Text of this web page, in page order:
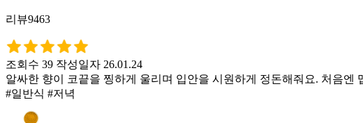
리뷰9463
조회수 39 작성일자 26.01.24
알싸한 향이 코끝을 찡하게 울리며 입안을 시원하게 정돈해줘요. 처음엔
#일반식 #저녁